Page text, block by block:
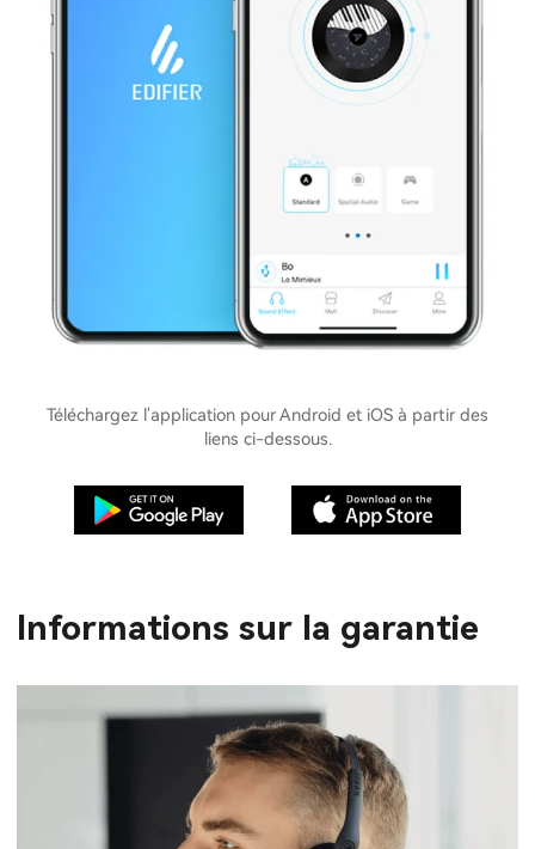
Téléchargez l'application pour Android et iOS à partir des
liens ci-dessous.
Informations sur la garantie